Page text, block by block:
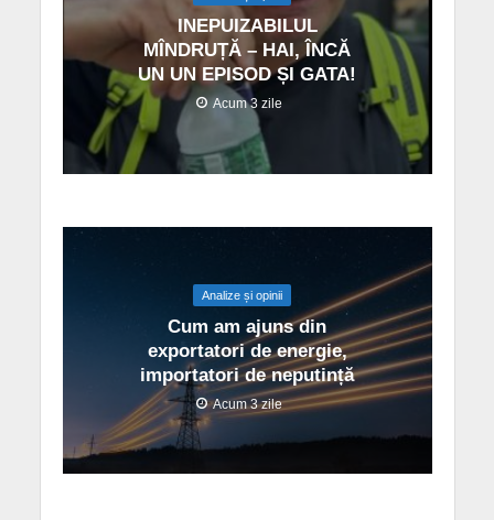
INEPUIZABILUL
MÎNDRUȚĂ – HAI, ÎNCĂ
UN UN EPISOD ȘI GATA!
Acum 3 zile
Analize și opinii
Cum am ajuns din
exportatori de energie,
importatori de neputință
Acum 3 zile